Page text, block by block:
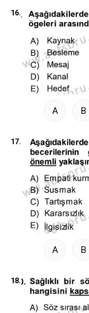
16.
A B
17.
A B
18.